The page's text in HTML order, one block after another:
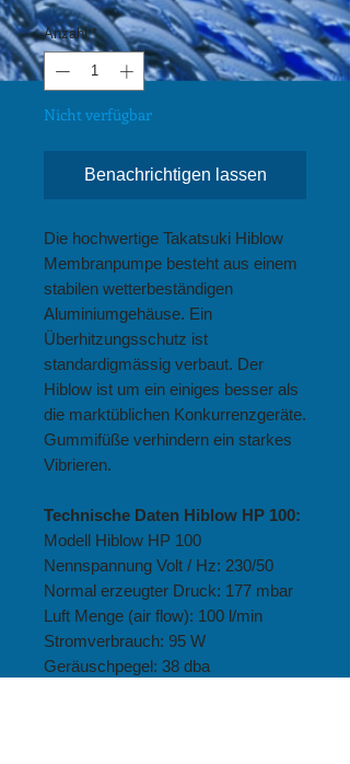
Anzahl *
Nicht verfügbar
Benachrichtigen lassen
Die hochwertige Takatsuki Hiblow
Membranpumpe besteht aus einem
stabilen wetterbeständigen
Aluminiumgehäuse. Ein
Überhitzungsschutz ist
standardigmässig verbaut. Der
Hiblow ist um ein einiges besser als
die marktüblichen Konkurrenzgeräte.
Gummifüße verhindern ein starkes
Vibrieren.
Technische Daten Hiblow HP 100:
Modell Hiblow HP 100
Nennspannung Volt / Hz: 230/50
Normal erzeugter Druck: 177 mbar
Luft Menge (air flow): 100 l/min
Stromverbrauch: 95 W
Geräuschpegel: 38 dba